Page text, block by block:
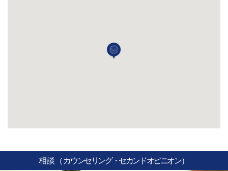
相談（ カウンセリング・セカンドオピニオン）